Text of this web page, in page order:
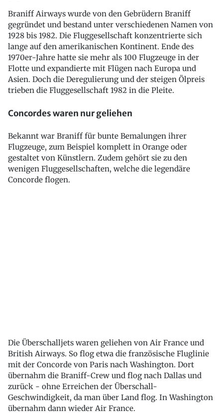
Braniff Airways wurde von den Gebrüdern Braniff
gegründet und bestand unter verschiedenen Namen von
1928 bis 1982. Die Fluggesellschaft konzentrierte sich
lange auf den amerikanischen Kontinent. Ende des
1970er-Jahre hatte sie mehr als 100 Flugzeuge in der
Flotte und expandierte mit Flügen nach Europa und
Asien. Doch die Deregulierung und der steigen Ölpreis
trieben die Fluggesellschaft 1982 in die Pleite.
Concordes waren nur geliehen
Bekannt war Braniff für bunte Bemalungen ihrer
Flugzeuge, zum Beispiel komplett in Orange oder
gestaltet von Künstlern. Zudem gehört sie zu den
wenigen Fluggesellschaften, welche die legendäre
Concorde flogen.
Die Überschalljets waren geliehen von Air France und
British Airways. So flog etwa die französische Fluglinie
mit der Concorde von Paris nach Washington. Dort
übernahm die Braniff-Crew und flog nach Dallas und
zurück - ohne Erreichen der Überschall-
Geschwindigkeit, da man über Land flog. In Washington
übernahm dann wieder Air France.